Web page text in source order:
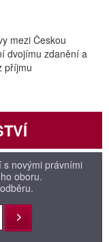
mezi Českou
dvojímu zdanění a
příjmu
s novými právními
oboru.
Přihlásit